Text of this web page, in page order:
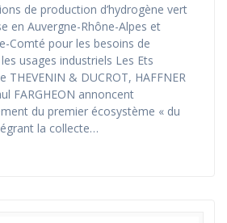
de production d’hydrogène vert
en Auvergne-Rhône-Alpes et
Comté pour les besoins de
usages industriels Les Ets
THEVENIN & DUCROT, HAFFNER
FARGHEON annoncent
du premier écosystème « du
la collecte…